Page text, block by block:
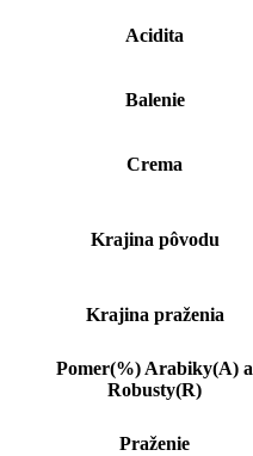
Acidita
Balenie
Crema
Krajina pôvodu
Krajina praženia
Pomer(%) Arabiky(A) a
Robusty(R)
Praženie